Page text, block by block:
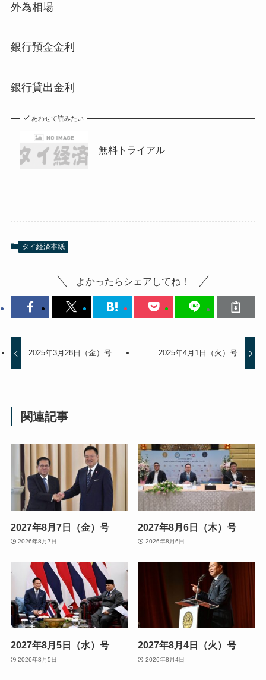
外為相場
銀行預金金利
銀行貸出金利
あわせて読みたい
無料トライアル
タイ経済本紙
よかったらシェアしてね！
2025年3月28日（金）号 2025年4月1日（火）号
関連記事
2027年8月7日（金）号
2026年8月7日
2027年8月6日（木）号
2026年8月6日
2027年8月5日（水）号
2026年8月5日
2027年8月4日（火）号
2026年8月4日